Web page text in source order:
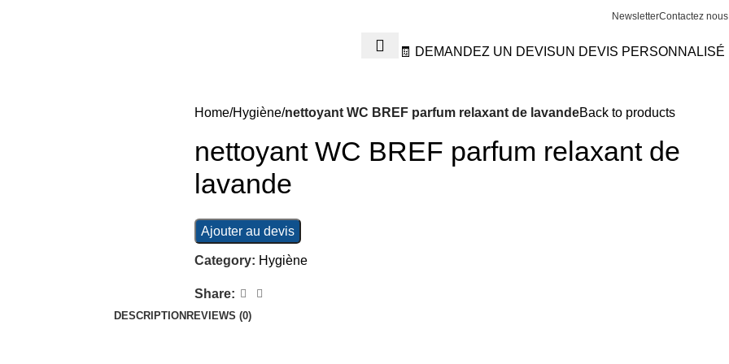
NewsletterContactez nous
🧾 DEMANDEZ UN DEVISUN DEVIS PERSONNALISÉ
Home Hygiène nettoyant WC BREF parfum relaxant de lavandeBack to products
nettoyant WC BREF parfum relaxant de
lavande
Ajouter au devis
Category: Hygiène
Share:
DESCRIPTION REVIEWS (0)